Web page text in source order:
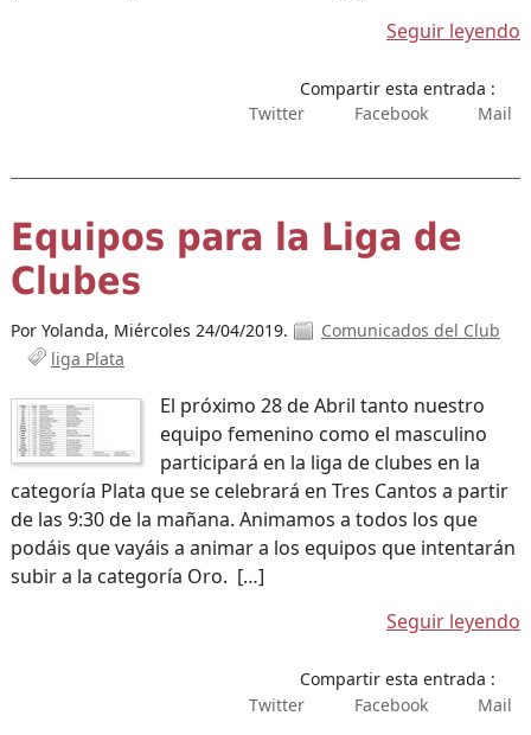
Seguir leyendo
Compartir esta entrada :
Twitter
Facebook Mail
Equipos para la Liga de
Clubes
Por Yolanda, Miércoles 24/04/2019.
Comunicados del Club
liga Plata
El próximo 28 de Abril tanto nuestro
equipo femenino como el masculino
participará en la liga de clubes en la
categoría Plata que se celebrará en Tres Cantos a partir
de las 9:30 de la mañana. Animamos a todos los que
podáis que vayáis a animar a los equipos que intentarán
subir a la categoría Oro. […]
Seguir leyendo
Compartir esta entrada :
Twitter
Facebook Mail